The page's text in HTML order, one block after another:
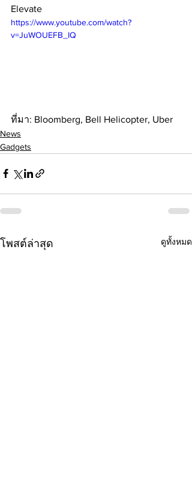
Elevate
https://www.youtube.com/watch?
v=JuWOUEFB_IQ
ที่มา: Bloomberg, Bell Helicopter, Uber
News
Gadgets
โพสต์ล่าสุด ดูทั้งหมด